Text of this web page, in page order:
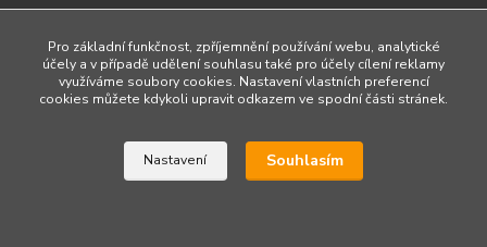
Pro základní funkčnost, zpříjemnění používání webu, analytické
účely a v případě udělení souhlasu také pro účely cílení reklamy
využíváme soubory cookies. Nastavení vlastních preferencí
cookies můžete kdykoli upravit odkazem ve spodní části stránek.
Nastavení Souhlasím